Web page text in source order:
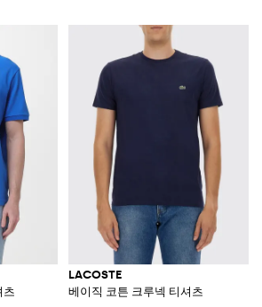
츠
LACOSTE
베이직 코튼 크루넥 티셔츠